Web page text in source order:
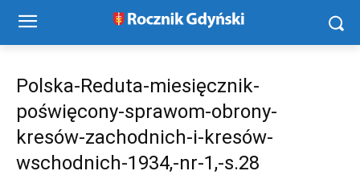
Polska-Reduta-miesięcznik-
poświęcony-sprawom-obrony-
kresów-zachodnich-i-kresów-
wschodnich-1934,-nr-1,-s.28